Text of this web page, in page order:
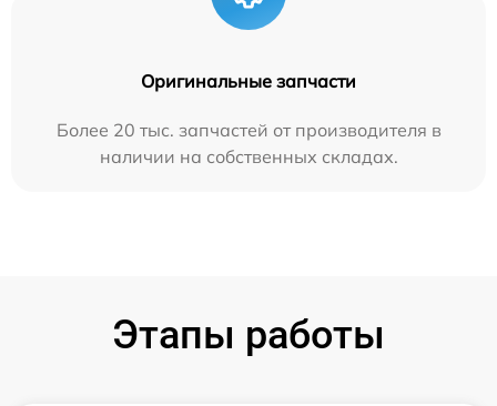
Оригинальные запчасти
Более 20 тыс. запчастей от производителя в
наличии на собственных складах.
Этапы работы